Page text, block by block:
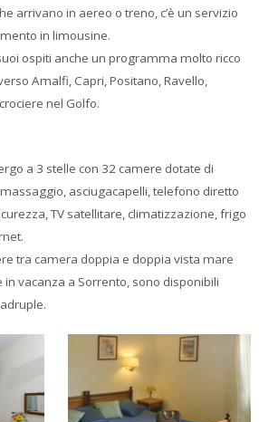
arrivano in aereo o treno, c’è un servizio
in limousine.
ospiti anche un programma molto ricco
Amalfi, Capri, Positano, Ravello,
nel Golfo.
a 3 stelle con 32 camere dotate di
asciugacapelli, telefono diretto
TV satellitare, climatizzazione, frigo
tra camera doppia e doppia vista mare
in vacanza a Sorrento, sono disponibili